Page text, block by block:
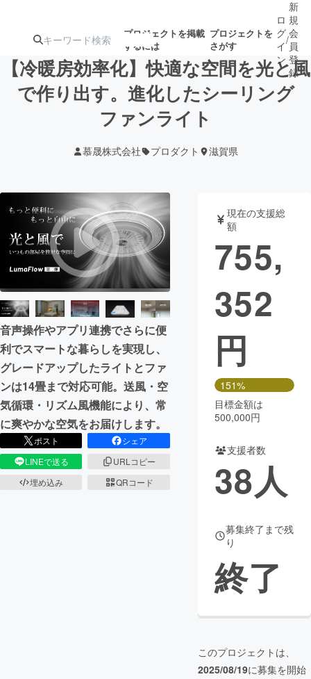
プロジェクトを掲載
するには
プロジェクトを
さがす
注目の新着プロ募集終了が近いプ
テクノロジー・ガジェット
映像・映画 書籍・雑誌
ビジネス・起業 チャレンジ
まちづくり・地域活性化
CAMPFIRE for Social Good
CAMPFIRE Creation
CAMPFIREふるさと納税machi-ya コミュニティ
ロ
グ
イ
ン
/
新
規
会
員
登
録
【冷暖房効率化】快適な空間を光と風
で作り出す。進化したシーリング
ファンライト
慕晟株式会社 プロダクト 滋賀県
音声操作やアプリ連携でさらに便
利でスマートな暮らしを実現し、
グレードアップしたライトとファ
ンは14畳まで対応可能。送風・空
気循環・リズム風機能により、常
に爽やかな空気をお届けします。
ポスト
シェア
LINEで送る
URLコピー
埋め込み
QRコード
現在の支援総
額
755,
352
円
151%
目標金額は
500,000円
支援者数
38人
募集終了まで残
り
終了
このプロジェクトは、
2025/08/19に募集を開始